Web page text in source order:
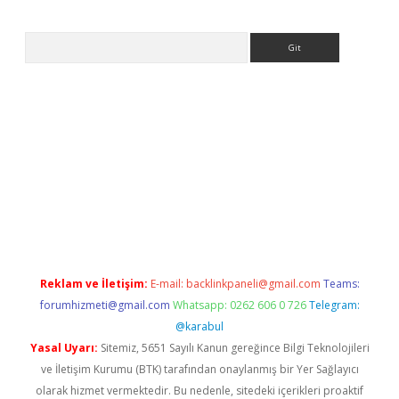
Reklam ve İletişim: E-mail: backlinkpaneli@gmail.com Teams:
forumhizmeti@gmail.com Whatsapp: 0262 606 0 726 Telegram:
@karabul
Yasal Uyarı: Sitemiz, 5651 Sayılı Kanun gereğince Bilgi Teknolojileri
ve İletişim Kurumu (BTK) tarafından onaylanmış bir Yer Sağlayıcı
olarak hizmet vermektedir. Bu nedenle, sitedeki içerikleri proaktif